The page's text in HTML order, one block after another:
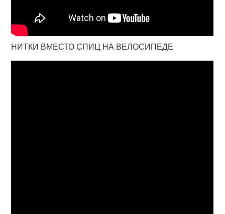
НИТКИ ВМЕСТО СПИЦ НА ВЕЛОСИПЕДЕ